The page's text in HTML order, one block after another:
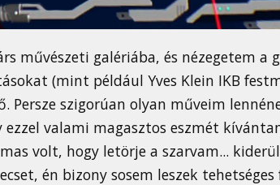
művészeti galériába, és nézegetem a
(mint például Yves Klein IKB
szigorúan olyan műveim
valami magasztos eszmét
volt, hogy letörje a szarvam...
én bizony sosem leszek tehetséges